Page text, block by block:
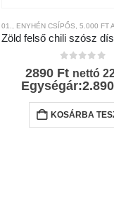
CHILI HUNGÁRIA,CHILI
01., ENYHÉN CSÍPŐS 5.000 FT
az 5-ből
2890 Ft nettó
KOSÁRBA